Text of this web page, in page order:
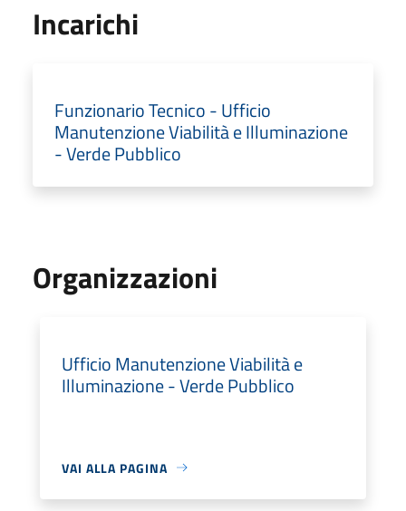
Incarichi
Funzionario Tecnico - Ufficio
Manutenzione Viabilità e Illuminazione
- Verde Pubblico
Organizzazioni
Ufficio Manutenzione Viabilità e
Illuminazione - Verde Pubblico
VAI ALLA PAGINA